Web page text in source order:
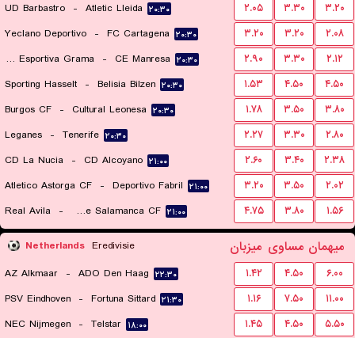
UD Barbastro - Atletic Lleida ۲۰:۳۰ ۲.۰۵ ۳.۳۰
۳.۲۰
Yeclano Deportivo - FC Cartagena ۲۰:۳۰ ۳.۲۰ ۳.۲۰
۲.۰۸
Fundacio Esportiva Grama
- CE Manresa ۲۰:۳۰ ۲.۹۰ ۳.۳۰
۲.۱۲
Sporting Hasselt - Belisia Bilzen ۲۰:۳۰ ۱.۵۳ ۴.۵۰
۴.۵۰
Burgos CF - Cultural Leonesa ۲۰:۳۰ ۱.۷۸ ۳.۵۰
۳.۸۰
Leganes - Tenerife ۲۰:۳۰ ۲.۲۷ ۳.۳۰
۲.۸۰
CD La Nucia - CD Alcoyano ۲۱:۰۰ ۲.۶۰ ۳.۴۰
۲.۳۸
Atletico Astorga CF - Deportivo Fabril ۲۱:۰۰ ۳.۲۰ ۳.۵۰
۲.۰۲
Real Avila - Unionistas de Salamanca CF ۲۱:۰۰ ۴.۷۵ ۳.۸۰ ۱.۵۶
Netherlands Eredivisie میزبان مساوی میهمان
AZ Alkmaar - ADO Den Haag ۲۲:۳۰ ۱.۴۲ ۴.۵۰
۶.۰۰
PSV Eindhoven - Fortuna Sittard ۲۱:۳۰ ۱.۱۶ ۷.۵۰
۱۱.۰۰
NEC Nijmegen - Telstar ۱۸:۰۰ ۱.۴۵ ۴.۵۰
۵.۵۰